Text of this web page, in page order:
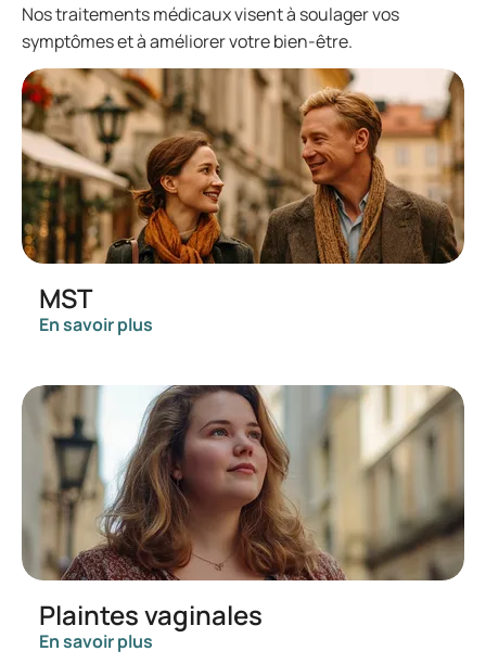
Nos traitements médicaux visent à soulager vos
symptômes et à améliorer votre bien-être.
MST
En savoir plus
Plaintes vaginales
En savoir plus